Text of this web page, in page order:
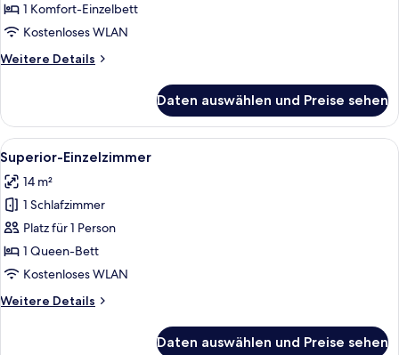
1 Komfort-Einzelbett
Kostenloses WLAN
Weitere Details
Weitere
Daten auswählen und Preise sehen
Alle
Fotos
für
Superior-
Einzelzimmer
anzeigen
Ein Hotelzimmer mit Bett, Kissen,
8
Superior-Einzelzimmer
14 m²
1 Schlafzimmer
Platz für 1 Person
1 Queen-Bett
Kostenloses WLAN
Weitere Details
Weitere
Daten auswählen und Preise sehen